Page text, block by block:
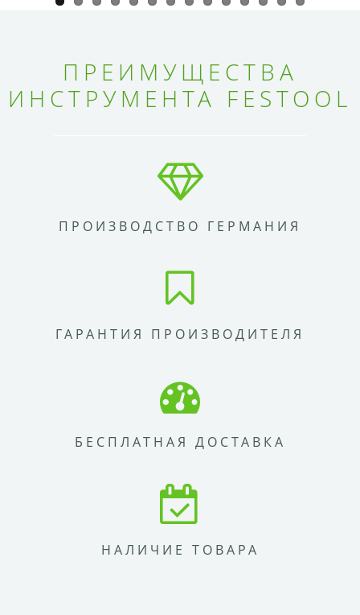
ПРЕИМУЩЕСТВА
ИНСТРУМЕНТА FESTOOL
ПРОИЗВОДСТВО ГЕРМАНИЯ
ГАРАНТИЯ ПРОИЗВОДИТЕЛЯ
БЕСПЛАТНАЯ ДОСТАВКА
НАЛИЧИЕ ТОВАРА